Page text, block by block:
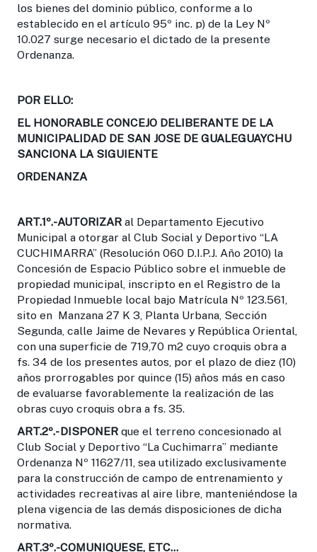
los bienes del dominio público, conforme a lo
establecido en el artículo 95º inc. p) de la Ley Nº
10.027 surge necesario el dictado de la presente
Ordenanza.
POR ELLO:
EL HONORABLE CONCEJO DELIBERANTE DE LA
MUNICIPALIDAD DE SAN JOSE DE GUALEGUAYCHU
SANCIONA LA SIGUIENTE
ORDENANZA
ART.1º.-AUTORIZAR al Departamento Ejecutivo
Municipal a otorgar al Club Social y Deportivo “LA
CUCHIMARRA” (Resolución 060 D.I.P.J. Año 2010) la
Concesión de Espacio Público sobre el inmueble de
propiedad municipal, inscripto en el Registro de la
Propiedad Inmueble local bajo Matrícula Nº 123.561,
sito en Manzana 27 K 3, Planta Urbana, Sección
Segunda, calle Jaime de Nevares y República Oriental,
con una superficie de 719,70 m2 cuyo croquis obra a
fs. 34 de los presentes autos, por el plazo de diez (10)
años prorrogables por quince (15) años más en caso
de evaluarse favorablemente la realización de las
obras cuyo croquis obra a fs. 35.
ART.2º.-DISPONER que el terreno concesionado al
Club Social y Deportivo “La Cuchimarra” mediante
Ordenanza Nº 11627/11, sea utilizado exclusivamente
para la construcción de campo de entrenamiento y
actividades recreativas al aire libre, manteniéndose la
plena vigencia de las demás disposiciones de dicha
normativa.
ART.3º.-COMUNIQUESE, ETC…